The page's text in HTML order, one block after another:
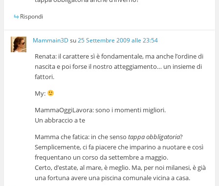
Rispondi
Mammain3D su25 Settembre 2009 alle 23:54
Renata: il carattere sì è fondamentale, ma anche l’ordine di
nascita e poi forse il nostro atteggiamento… un insieme di
fattori.
My:
MammaOggiLavora: sono i momenti migliori.
Un abbraccio a te
Mamma che fatica: in che sensotappa obbligatoria?
Semplicemente, ci fa piacere che imparino a nuotare e così
frequentano un corso da settembre a maggio.
Certo, d’estate, al mare, è meglio. Ma, per noi milanesi, è già
una fortuna avere una piscina comunale vicina a casa.